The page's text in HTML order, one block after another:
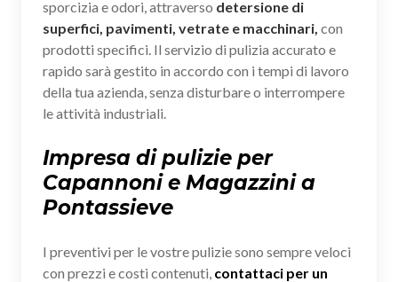
sporcizia e odori, attraverso detersione di
superfici, pavimenti, vetrate e macchinari, con
prodotti specifici. Il servizio di pulizia accurato e
rapido sarà gestito in accordo con i tempi di lavoro
della tua azienda, senza disturbare o interrompere
le attività industriali.
Impresa di pulizie per
Capannoni e Magazzini a
Pontassieve
I preventivi per le vostre pulizie sono sempre veloci
con prezzi e costi contenuti, contattaci per un